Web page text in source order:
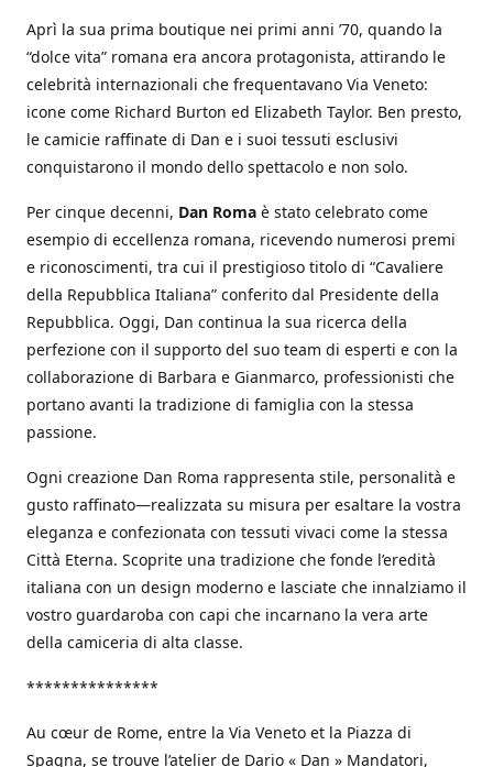
Aprì la sua prima boutique nei primi anni ’70, quando la
“dolce vita” romana era ancora protagonista, attirando le
celebrità internazionali che frequentavano Via Veneto:
icone come Richard Burton ed Elizabeth Taylor. Ben presto,
le camicie raffinate di Dan e i suoi tessuti esclusivi
conquistarono il mondo dello spettacolo e non solo.
Per cinque decenni, Dan Roma è stato celebrato come
esempio di eccellenza romana, ricevendo numerosi premi
e riconoscimenti, tra cui il prestigioso titolo di “Cavaliere
della Repubblica Italiana” conferito dal Presidente della
Repubblica. Oggi, Dan continua la sua ricerca della
perfezione con il supporto del suo team di esperti e con la
collaborazione di Barbara e Gianmarco, professionisti che
portano avanti la tradizione di famiglia con la stessa
passione.
Ogni creazione Dan Roma rappresenta stile, personalità e
gusto raffinato—realizzata su misura per esaltare la vostra
eleganza e confezionata con tessuti vivaci come la stessa
Città Eterna. Scoprite una tradizione che fonde l’eredità
italiana con un design moderno e lasciate che innalziamo il
vostro guardaroba con capi che incarnano la vera arte
della camiceria di alta classe.
***************
Au cœur de Rome, entre la Via Veneto et la Piazza di
Spagna, se trouve l’atelier de Dario « Dan » Mandatori,